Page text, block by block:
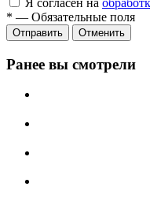
* — Обязательные поля
Отменить
Ранее вы смотрели